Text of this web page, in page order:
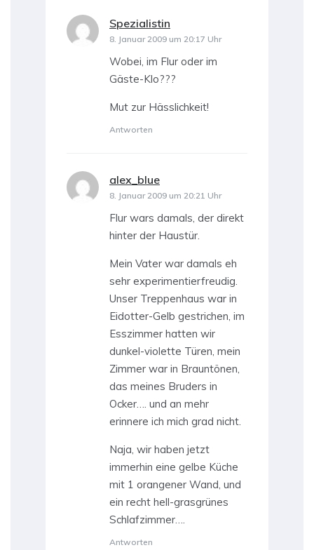
Spezialistin
8. Januar 2009 um 20:17 Uhr
Wobei, im Flur oder im
Gäste-Klo???
Mut zur Hässlichkeit!
Antworten
alex_blue
8. Januar 2009 um 20:21 Uhr
Flur wars damals, der direkt
hinter der Haustür.
Mein Vater war damals eh
sehr experimentierfreudig.
Unser Treppenhaus war in
Eidotter-Gelb gestrichen, im
Esszimmer hatten wir
dunkel-violette Türen, mein
Zimmer war in Brauntönen,
das meines Bruders in
Ocker…. und an mehr
erinnere ich mich grad nicht.
Naja, wir haben jetzt
immerhin eine gelbe Küche
mit 1 orangener Wand, und
ein recht hell-grasgrünes
Schlafzimmer….
Antworten